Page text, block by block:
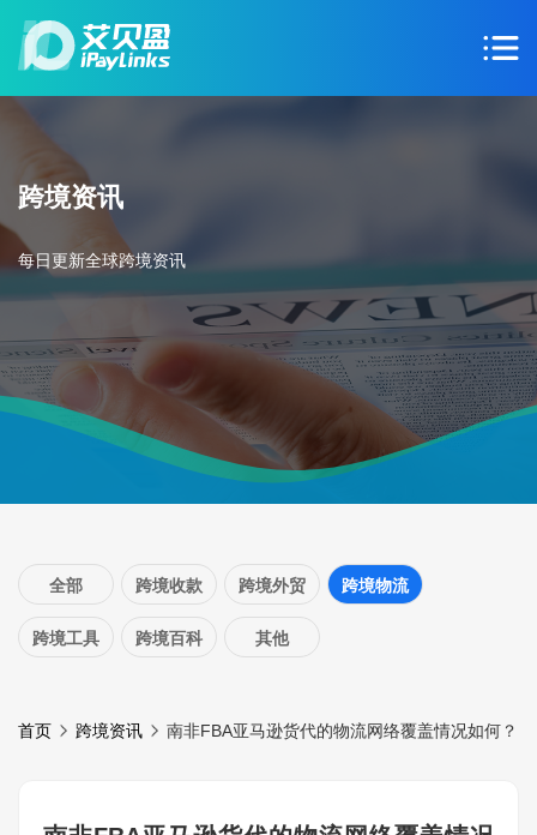
跨境资讯
每日更新全球跨境资讯
全部 跨境收款 跨境外贸 跨境物流
跨境工具 跨境百科 其他
首页 跨境资讯 南非FBA亚马逊货代的物流网络覆盖情况如何？